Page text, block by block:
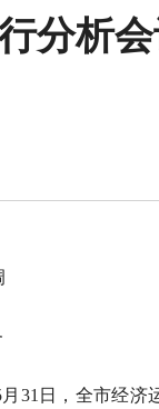
分析
31日，全市经济